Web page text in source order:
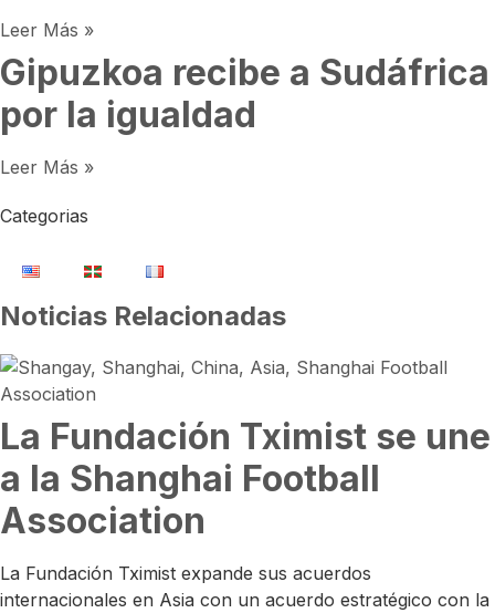
Leer Más »
Gipuzkoa recibe a Sudáfrica
por la igualdad
Leer Más »
Categorias
Noticias Relacionadas
La Fundación Tximist se une
a la Shanghai Football
Association
La Fundación Tximist expande sus acuerdos
internacionales en Asia con un acuerdo estratégico con la